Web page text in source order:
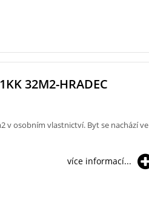
32M2-HRADEC
v osobním vlastnictví. Byt se nachází ve
více informací...